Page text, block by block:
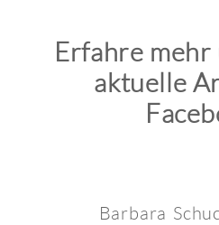
Erfahre
aktuelle
Barbara